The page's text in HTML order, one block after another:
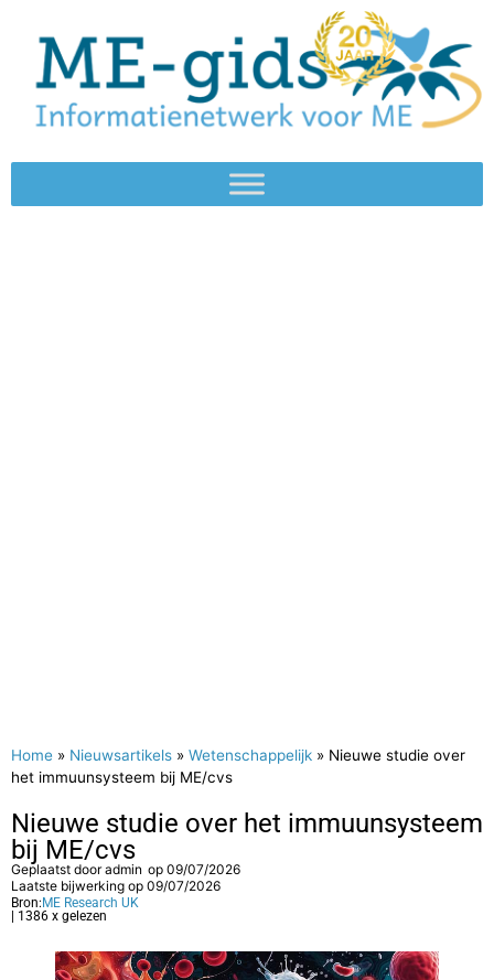
Home » Nieuwsartikels » Wetenschappelijk » Nieuwe studie over
het immuunsysteem bij ME/cvs
Nieuwe studie over het immuunsysteem
bij ME/cvs
Geplaatst dooradmin op 09/07/2026
Laatste bijwerking op 09/07/2026
Bron: ME Research UK
| 1386 x gelezen